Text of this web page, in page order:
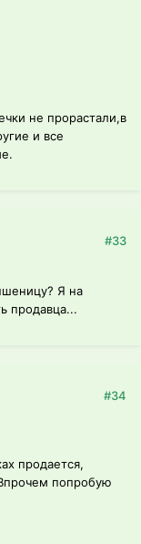
не прорастали,в
и все
#33
Я на
продавца...
#34
продается,
попробую